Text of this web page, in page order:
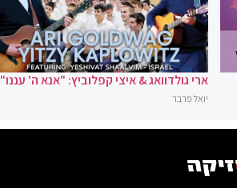
ארי גולדוואג & איצי קפלוביץ: "אנא ה' עננו"
יואל פרבר